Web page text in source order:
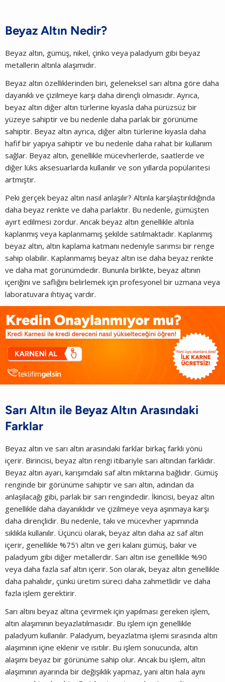
Beyaz Altın Nedir?
Beyaz altın, gümüş, nikel, çinko veya paladyum gibi beyaz
metallerin altınla alaşımıdır.
Beyaz altın özelliklerinden biri, geleneksel sarı altına göre daha
dayanıklı ve çizilmeye karşı daha dirençli olmasıdır. Ayrıca,
beyaz altın diğer altın türlerine kıyasla daha pürüzsüz bir
yüzeye sahiptir ve bu nedenle daha parlak bir görünüme
sahiptir. Beyaz altın ayrıca, diğer altın türlerine kıyasla daha
hafif bir yapıya sahiptir ve bu nedenle daha rahat bir kullanım
sağlar. Beyaz altın, genellikle mücevherlerde, saatlerde ve
diğer lüks aksesuarlarda kullanılır ve son yıllarda popülaritesi
artmıştır.
Peki gerçek beyaz altın nasıl anlaşılır? Altınla karşılaştırıldığında
daha beyaz renkte ve daha parlaktır. Bu nedenle, gümüşten
ayırt edilmesi zordur. Ancak beyaz altın genellikle altınla
kaplanmış veya kaplanmamış şekilde satılmaktadır. Kaplanmış
beyaz altın, altın kaplama katmanı nedeniyle sarımsı bir renge
sahip olabilir. Kaplanmamış beyaz altın ise daha beyaz renkte
ve daha mat görünümdedir. Bununla birlikte, beyaz altının
içeriğini ve saflığını belirlemek için profesyonel bir uzmana veya
laboratuvara ihtiyaç vardır.
Sarı Altın ile Beyaz Altın Arasındaki
Farklar
Beyaz altın ve sarı altın arasındaki farklar birkaç farklı yönü
içerir. Birincisi, beyaz altın rengi itibariyle sarı altından farklıdır.
Beyaz altın ayarı, karışımdaki saf altın miktarına bağlıdır. Gümüş
renginde bir görünüme sahiptir ve sarı altın, adından da
anlaşılacağı gibi, parlak bir sarı rengindedir. İkincisi, beyaz altın
genellikle daha dayanıklıdır ve çizilmeye veya aşınmaya karşı
daha dirençlidir. Bu nedenle, takı ve mücevher yapımında
sıklıkla kullanılır. Üçüncü olarak, beyaz altın daha az saf altın
içerir, genellikle %75'i altın ve geri kalanı gümüş, bakır ve
paladyum gibi diğer metallerdir. Sarı altın ise genellikle %90
veya daha fazla saf altın içerir. Son olarak, beyaz altın genellikle
daha pahalıdır, çünkü üretim süreci daha zahmetlidir ve daha
fazla işlem gerektirir.
Sarı altını beyaz altına çevirmek için yapılması gereken işlem,
altın alaşımının beyazlatılmasıdır. Bu işlem için genellikle
paladyum kullanılır. Paladyum, beyazlatma işlemi sırasında altın
alaşımının içine eklenir ve ısıtılır. Bu işlem sonucunda, altın
alaşımı beyaz bir görünüme sahip olur. Ancak bu işlem, altın
alaşımının ayarında bir değişiklik yapmaz, yani altın hala aynı